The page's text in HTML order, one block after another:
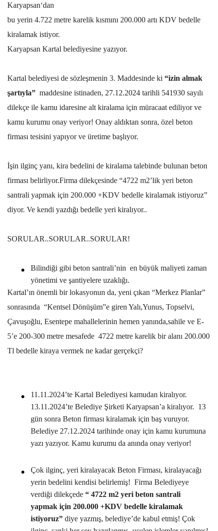
Karyapsan‘dan
bu yerin 4.722 metre karelik kısmını 200.000 artı KDV bedelle
kiralamak istiyor.
Karyapsan Kartal belediyesine yazıyor.
Kartal belediyesi de sözleşmenin 3. Maddesinde ki “izin almak
şartıyla” maddesine istinaden, 27.12.2024 tarihli 541930 sayılı
dilekçe ile kamu idaresine alt kiralama için müracaat ediliyor ve
kamu kurumu onay veriyor! Onay aldıktan sonra, özel beton
firması tesisini yapıyor ve üretime başlıyor.
İşin ilginç yanı, kira bedelini de kiralama talebinde bulunan beton
firması belirliyor.Firma dilekçesinde “4722 m2’lik yeri beton
santrali yapmak için 200.000 +KDV bedelle kiralamak istiyoruz”
diyor. Ve kendi yazdığı bedelle yeri kiralıyor..
SORULAR..SORULAR..SORULAR!
Bilindiği gibi beton santrali’nin en büyük maliyeti zaman
yönetimi ve şantiyelere uzaklığı.
Kartal’ın önemli bir lokasyonun da, yeni çıkan “Merkez Planlar”
sonrasında “Kentsel Dönüşüm”e giren Yalı,Yunus, Topselvi,
Çavuşoğlu, Esentepe mahallelerinin hemen yanında,sahile ve E-
5’e 200-300 metre mesafede 4722 metre karelik bir alanı 200.000
Tl bedelle kiraya vermek ne kadar gerçekçi?
11.11.2024’te Kartal Belediyesi kamudan kiralıyor.
13.11.2024’te Belediye Şirketi Karyapsan’a kiralıyor. 13
gün sonra Beton firması kiralamak için baş vuruyor.
Belediye 27.12.2024 tarihinde onay için kamu kurumuna
yazı yazıyor. Kamu kurumu da anında onay veriyor!
Çok ilginç, yeri kiralayacak Beton Firması, kiralayacağı
yerin bedelini kendisi belirlemiş! Firma Belediyeye
verdiği dilekçede “ 4722 m2 yeri beton santrali
yapmak için 200.000 +KDV bedelle kiralamak
istiyoruz” diye yazmış, belediye’de kabul etmiş! Çok